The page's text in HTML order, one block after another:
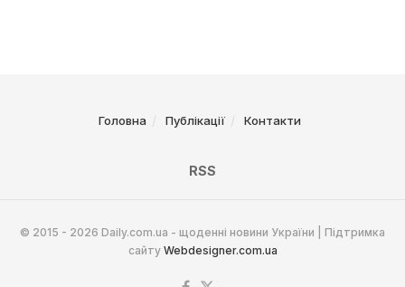
Головна Публікації Контакти
RSS
© 2015 - 2026 Daily.com.ua - щоденні новини України | Підтримка
сайту Webdesigner.com.ua